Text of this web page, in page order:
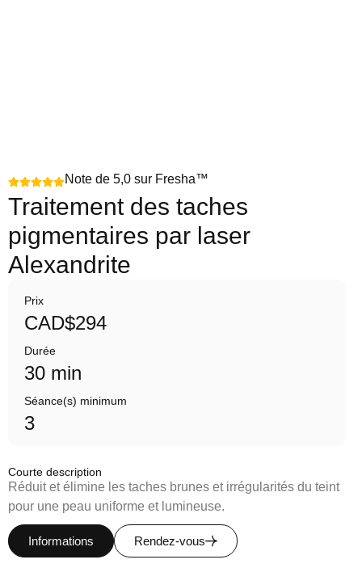
Note de 5,0 sur Fresha™
Traitement des taches
pigmentaires par laser
Alexandrite
Prix
CAD$294
Durée
30 min
Séance(s) minimum
3
Courte description
Réduit et élimine les taches brunes et irrégularités du teint
pour une peau uniforme et lumineuse.
Informations Rendez-vous